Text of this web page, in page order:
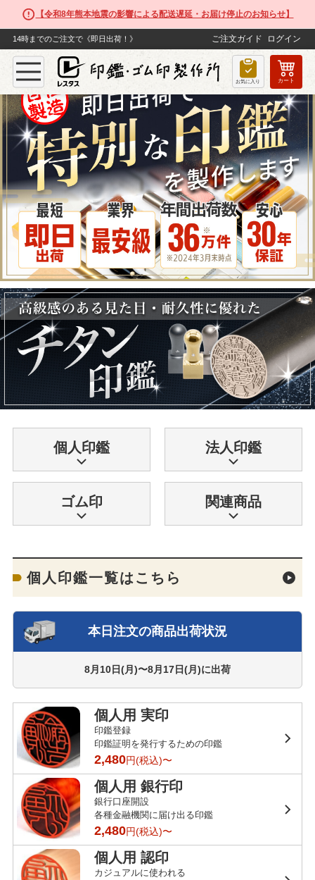
【令和8年熊本地震の影響による配送遅延・お届け停止のお知らせ】
14時までのご注文で《即日出荷！》 ご注文ガイド ログイン
お気に入り カート
個人印鑑 法人印鑑
ゴム印 関連商品
個人印鑑一覧はこちら
本日注文の商品出荷状況
8月10日(月)〜8月17日(月)に出荷
個人用 実印
印鑑登録
印鑑証明を発行するための印鑑
2,480円(税込)〜
個人用 銀行印
銀行口座開設
各種金融機関に届け出る印鑑
2,480円(税込)〜
個人用 認印
カジュアルに使われる